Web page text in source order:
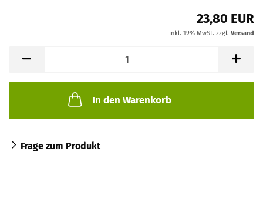
23,80 EUR
inkl. 19% MwSt. zzgl. Versand
In den Warenkorb
Frage zum Produkt